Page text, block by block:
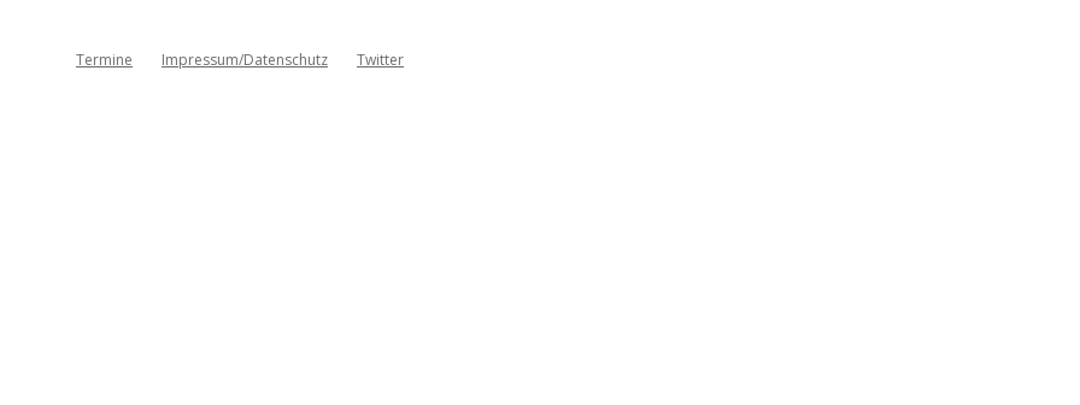
Termine Impressum/Datenschutz Twitter